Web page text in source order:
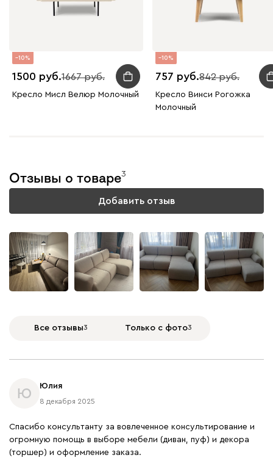
10
1500 1667
Кресло Мисл Велюр Молочный
10
757 842
Кресло Винси Рогожка
Молочный
Отзывы о товаре3
Добавить отзыв
Все отзывы3 Только с фото3
Ю
Юлия
8 декабря 2025
Спасибо консультанту за вовлеченное консультирование и
огромную помощь в выборе мебели (диван, пуф) и декора
(торшер) и оформление заказа.